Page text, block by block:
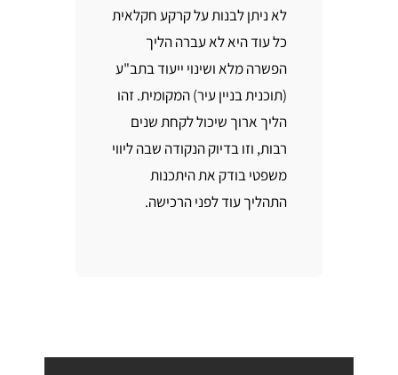
לא ניתן לבנות על קרקע חקלאית
כל עוד היא לא עברה הליך
הפשרה מלא ושינוי ייעוד בתב"ע
(תוכנית בניין עיר) המקומית. זהו
הליך ארוך שיכול לקחת שנים
רבות, וזו בדיוק הנקודה שבה ליווי
משפטי בודק את היתכנות
התהליך עוד לפני הרכישה.